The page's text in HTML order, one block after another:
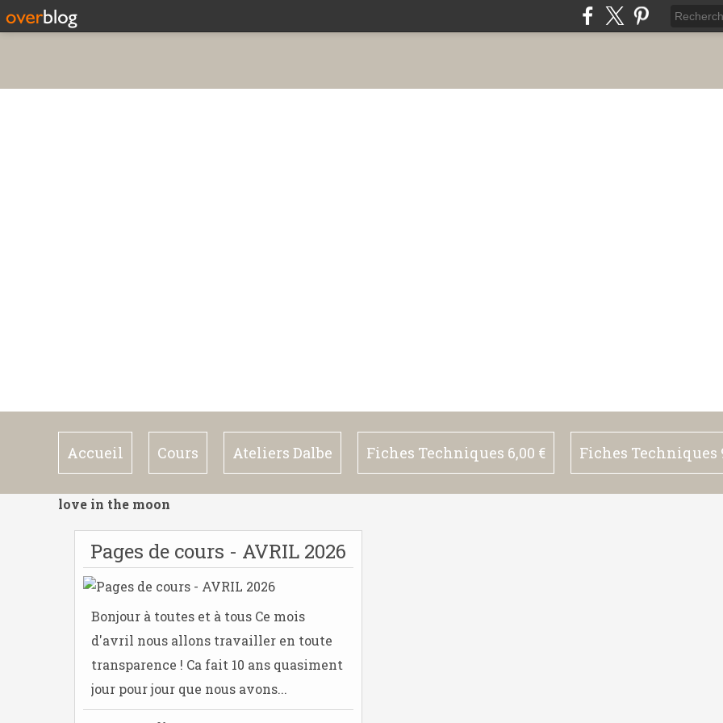
Accueil Cours Ateliers Dalbe Fiches Techniques 6,00 € Fiches Techniques
love in the moon
Pages de cours - AVRIL 2026
Bonjour à toutes et à tous Ce mois
d'avril nous allons travailler en toute
transparence ! Ca fait 10 ans quasiment
jour pour jour que nous avons...